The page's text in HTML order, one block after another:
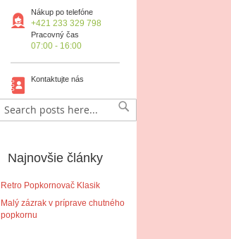
Nákup po telefóne
+421 233 329 798
Pracovný čas
07:00 - 16:00
Kontaktujte nás
Vyhľadať
Najnovšie články
Retro Popkornovač Klasik
Malý zázrak v príprave chutného
popkornu